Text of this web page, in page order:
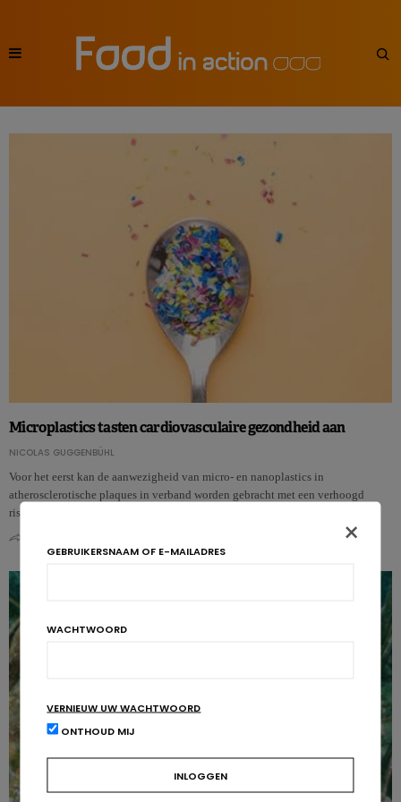
Microplastics tasten cardiovasculaire gezondheid aan
NICOLAS GUGGENBÜHL
Voor het eerst kan de aanwezigheid van micro- en nanoplastics in
atherosclerotische plaques in verband worden gebracht met een verhoogd
risico op hart- en v…
×
GEBRUIKERSNAAM OF E-MAILADRES
WACHTWOORD
VERNIEUW UW WACHTWOORD
ONTHOUD MIJ